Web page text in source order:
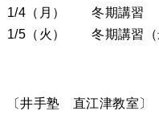
1/4（月） 冬期講習
1/5（火） 冬期講習（
〔井手塾 直江津教室〕